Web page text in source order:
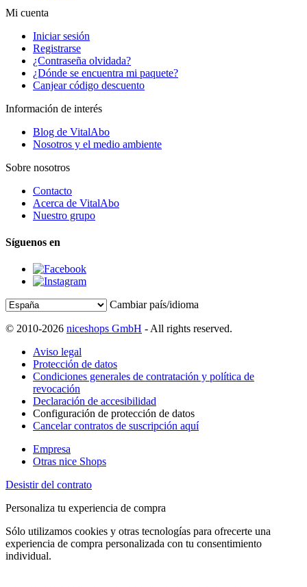
Mi cuenta
Iniciar sesión
Registrarse
¿Contraseña olvidada?
¿Dónde se encuentra mi paquete?
Canjear código descuento
Información de interés
Blog de VitalAbo
Nosotros y el medio ambiente
Sobre nosotros
Contacto
Acerca de VitalAbo
Nuestro grupo
Síguenos en
Cambiar país/idioma
© 2010-2026 niceshops GmbH - All rights reserved.
Aviso legal
Protección de datos
Condiciones generales de contratación y política de
revocación
Declaración de accesibilidad
Configuración de protección de datos
Cancelar contratos de suscripción aquí
Empresa
Otras nice Shops
Desistir del contrato
Personaliza tu experiencia de compra
Sólo utilizamos cookies y otras tecnologías para ofrecerte una
experiencia de compra personalizada con tu consentimiento
individual.